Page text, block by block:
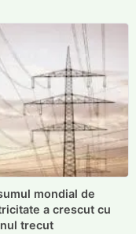
mondial de
a crescut cu
trecut